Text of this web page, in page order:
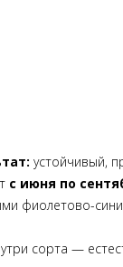
устойчивый,
с июня по
фиолетово-
сорта —